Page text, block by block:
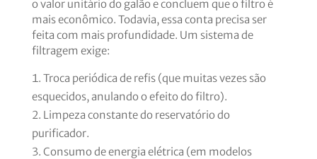
o valor unitário do galão e concluem que o filtro é
mais econômico. Todavia, essa conta precisa ser
feita com mais profundidade. Um sistema de
filtragem exige:
Troca periódica de refis (que muitas vezes são
esquecidos, anulando o efeito do filtro).
Limpeza constante do reservatório do
purificador.
Consumo de energia elétrica (em modelos